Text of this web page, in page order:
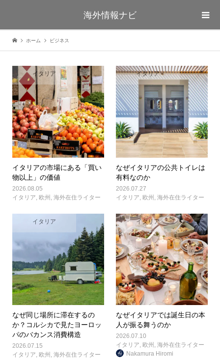
海外情報ナビ
ホーム ビジネス
イタリア
イタリアの市場にある「買い
物以上」の価値
2026.08.05
イタリア 欧州 海外在住ライター
イタリア
なぜイタリアの公共トイレは
有料なのか
2026.07.27
イタリア ,欧州 ,海外在住ライター
イタリア
なぜ同じ場所に滞在するの
か？コルシカで見たヨーロッ
パのバカンス消費構造
2026.07.15
イタリア, 欧州 , 海外在住ライター
イタリア
なぜイタリアでは誕生日の本
人が振る舞うのか
2026.07.10
イタリア, 欧州 ,海外在住ライター
Nakamura Hiromi